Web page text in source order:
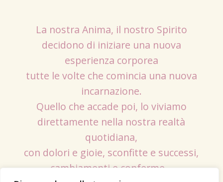
La nostra Anima, il nostro Spirito
decidono di iniziare una nuova
esperienza corporea
tutte le volte che comincia una nuova
incarnazione.
Quello che accade poi, lo viviamo
direttamente nella nostra realtà
quotidiana,
con dolori e gioie, sconfitte e successi,
cambiamenti e conferme…